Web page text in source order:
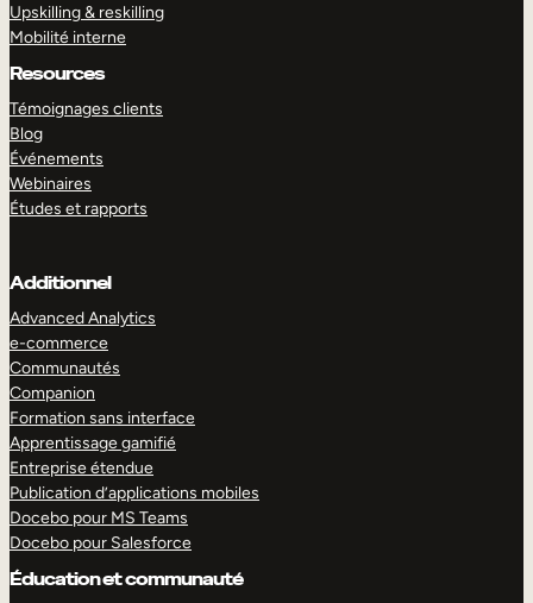
Upskilling & reskilling
Mobilité interne
Resources
Témoignages clients
Blog
Événements
Webinaires
Études et rapports
Additionnel
Advanced Analytics
e-commerce
Communautés
Companion
Formation sans interface
Apprentissage gamifié
Entreprise étendue
Publication d’applications mobiles
Docebo pour MS Teams
Docebo pour Salesforce
Éducation et communauté